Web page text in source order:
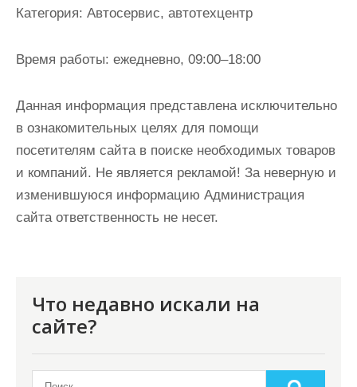
Категория: Автосервис, автотехцентр
Время работы: ежедневно, 09:00–18:00
Данная информация представлена исключительно
в ознакомительных целях для помощи
посетителям сайта в поиске необходимых товаров
и компаний. Не является рекламой! За неверную и
изменившуюся информацию Администрация
сайта ответственность не несет.
Что недавно искали на
сайте?